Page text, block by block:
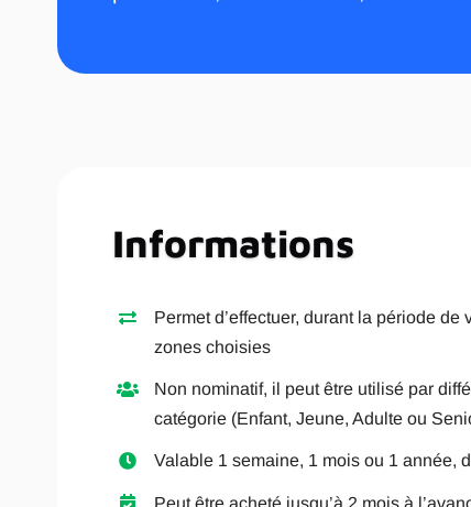
Informations
Permet d’effectuer, durant la période
zones choisies
Non nominatif, il peut être utilisé par
catégorie (Enfant, Jeune, Adulte ou
Valable 1 semaine, 1 mois ou 1 année,
Peut être acheté jusqu’à 2 mois à